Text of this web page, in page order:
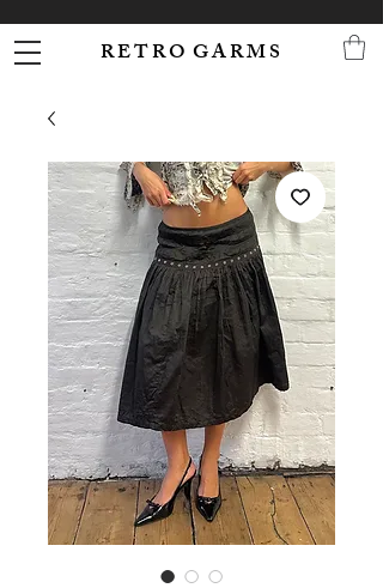
R E T R O G A R M S